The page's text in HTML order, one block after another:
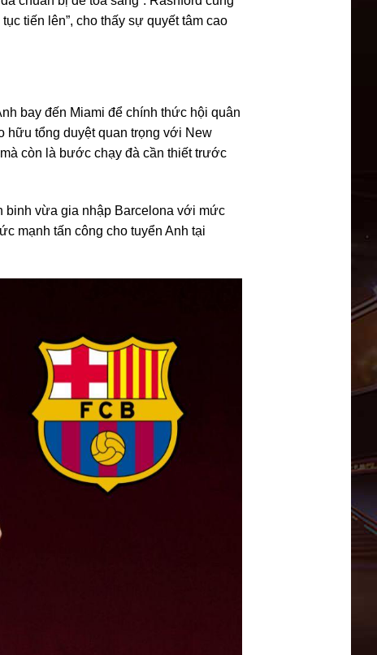
tiến lên”, cho thấy sự quyết tâm cao
bay đến Miami để chính thức hội quân
hữu tổng duyệt quan trọng với New
còn là bước chạy đà cần thiết trước
binh vừa gia nhập Barcelona với mức
mạnh tấn công cho tuyển Anh tại